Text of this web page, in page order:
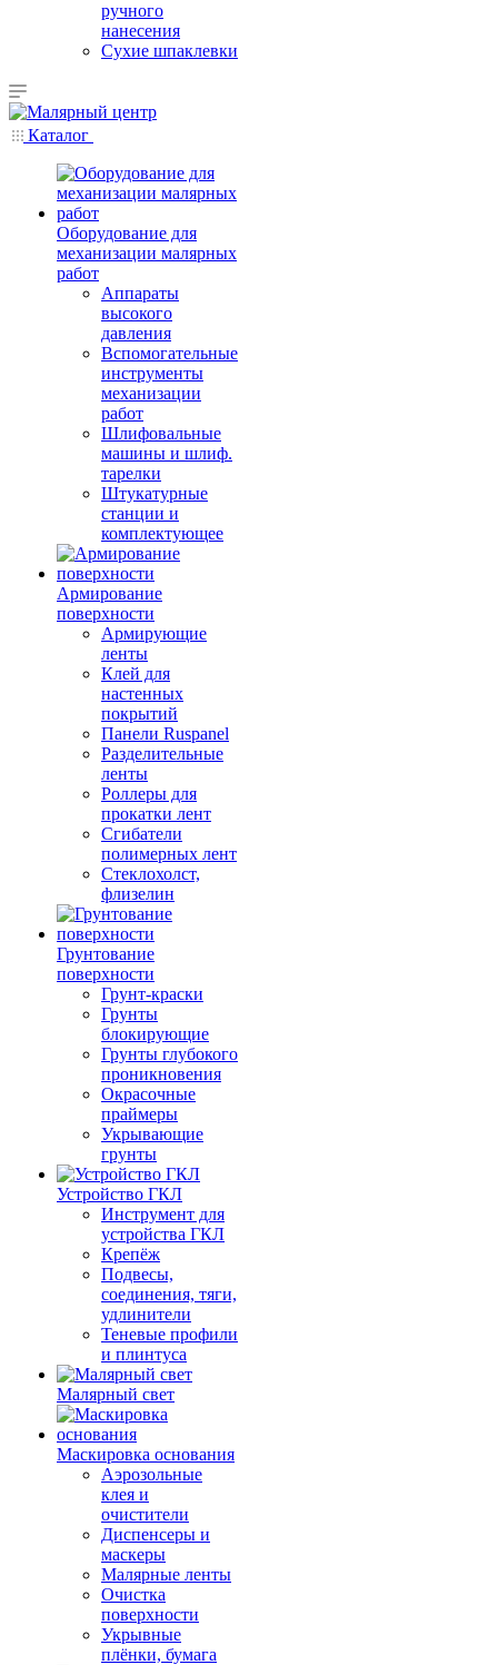
ручного
нанесения
Сухие шпаклевки
Каталог
Оборудование для
механизации малярных
работ
Аппараты
высокого
давления
Вспомогательные
инструменты
механизации
работ
Шлифовальные
машины и шлиф.
тарелки
Штукатурные
станции и
комплектующее
Армирование
поверхности
Армирующие
ленты
Клей для
настенных
покрытий
Панели Ruspanel
Разделительные
ленты
Роллеры для
прокатки лент
Сгибатели
полимерных лент
Стеклохолст,
флизелин
Грунтование
поверхности
Грунт-краски
Грунты
блокирующие
Грунты глубокого
проникновения
Окрасочные
праймеры
Укрывающие
грунты
Устройство ГКЛ
Инструмент для
устройства ГКЛ
Крепёж
Подвесы,
соединения, тяги,
удлинители
Теневые профили
и плинтуса
Малярный свет
Маскировка основания
Аэрозольные
клея и
очистители
Диспенсеры и
маскеры
Малярные ленты
Очистка
поверхности
Укрывные
плёнки, бумага